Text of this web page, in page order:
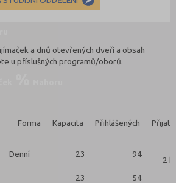
a dnů otevřených dveří a obsah
u příslušných programů/oborů.
Forma Kapacita Přihlášených
Denní 23 94
2
23 54